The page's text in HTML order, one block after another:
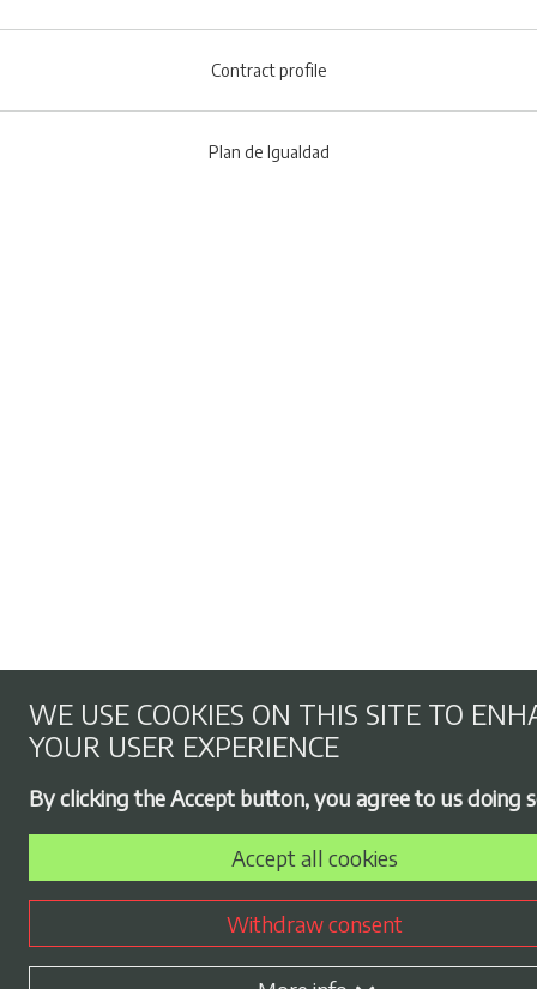
Contract profile
Plan de Igualdad
WE USE COOKIES ON THIS SITE TO
YOUR USER EXPERIENCE
By clicking the Accept button, you agree to us doing
Accept all cookies
Withdraw consent